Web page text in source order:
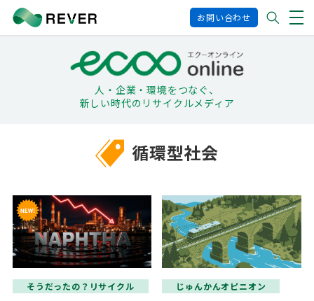
お問い合わせ
人・企業・環境をつなぐ、
新しい時代のリサイクルメディア
循環型社会
そうだったの？リサイクル じゅんかんオピニオン